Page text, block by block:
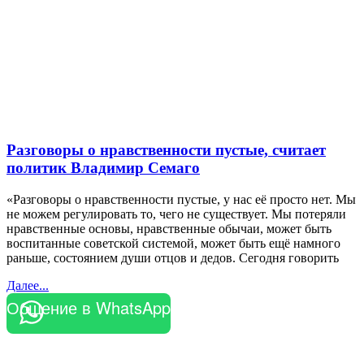
Разговоры о нравственности пустые, считает
политик Владимир Семаго
«Разговоры о нравственности пустые, у нас её просто нет. Мы
не можем регулировать то, чего не существует. Мы потеряли
нравственные основы, нравственные обычаи, может быть
воспитанные советской системой, может быть ещё намного
раньше, состоянием души отцов и дедов. Сегодня говорить
Далее...
Общение в WhatsApp